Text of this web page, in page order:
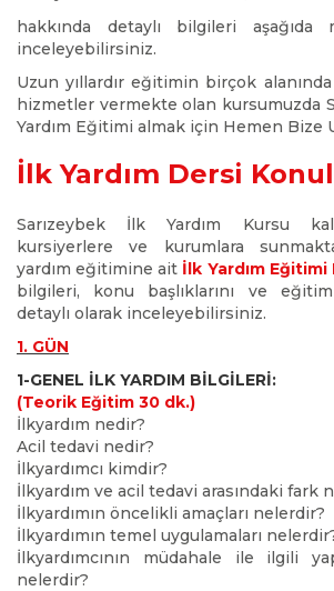
hakkında detaylı bilgileri aşağıda
inceleyebilirsiniz.
Uzun yıllardır eğitimin birçok
hizmetler vermekte olan kursumuzda
Yardım Eğitimi almak için Hemen Bize
İlk Yardım Dersi
Sarızeybek İlk Yardım Kursu
kursiyerlere ve kurumlara
yardım eğitimine ait İlk Yardım Eğitimi
bilgileri, konu başlıklarını ve
detaylı olarak inceleyebilirsiniz.
1. GÜN
1-GENEL İLK YARDIM BİLGİLERİ:
(Teorik Eğitim 30 dk.)
İlkyardım nedir?
Acil tedavi nedir?
İlkyardımcı kimdir?
İlkyardım ve acil tedavi arasındaki fark
İlkyardımın öncelikli amaçları nelerdir?
İlkyardımın temel uygulamaları
İlkyardımcının müdahale ile ilgili
nelerdir?